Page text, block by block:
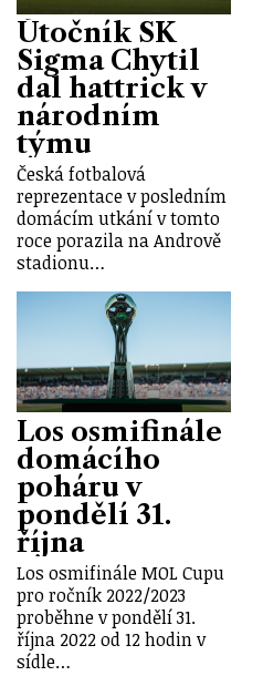
Útočník SK
Sigma Chytil
dal hattrick v
národním
týmu
Česká fotbalová
reprezentace v posledním
domácím utkání v tomto
roce porazila na Andrově
stadionu…
Los osmifinále
domácího
poháru v
pondělí 31.
října
Los osmifinále MOL Cupu
pro ročník 2022/2023
proběhne v pondělí 31.
října 2022 od 12 hodin v
sídle…